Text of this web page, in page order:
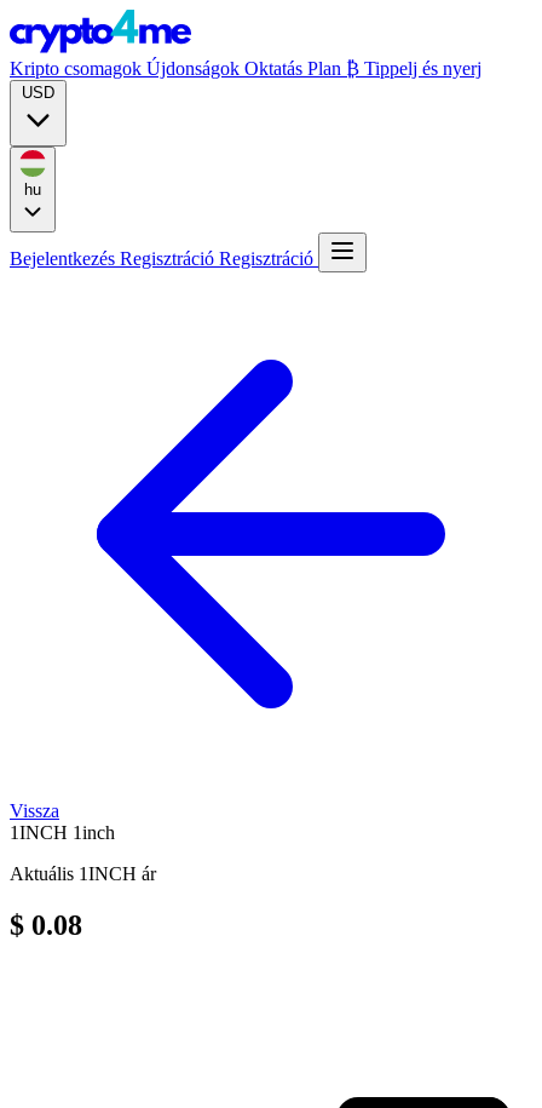
Kripto csomagok Újdonságok Oktatás Plan ₿ Tippelj és nyerj
Bejelentkezés Regisztráció Regisztráció
Vissza
1INCH 1inch
Aktuális 1INCH ár
$ 0.08